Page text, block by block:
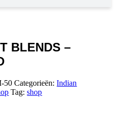
BLENDS –
50 Categorieën:Indian
Tag:shop